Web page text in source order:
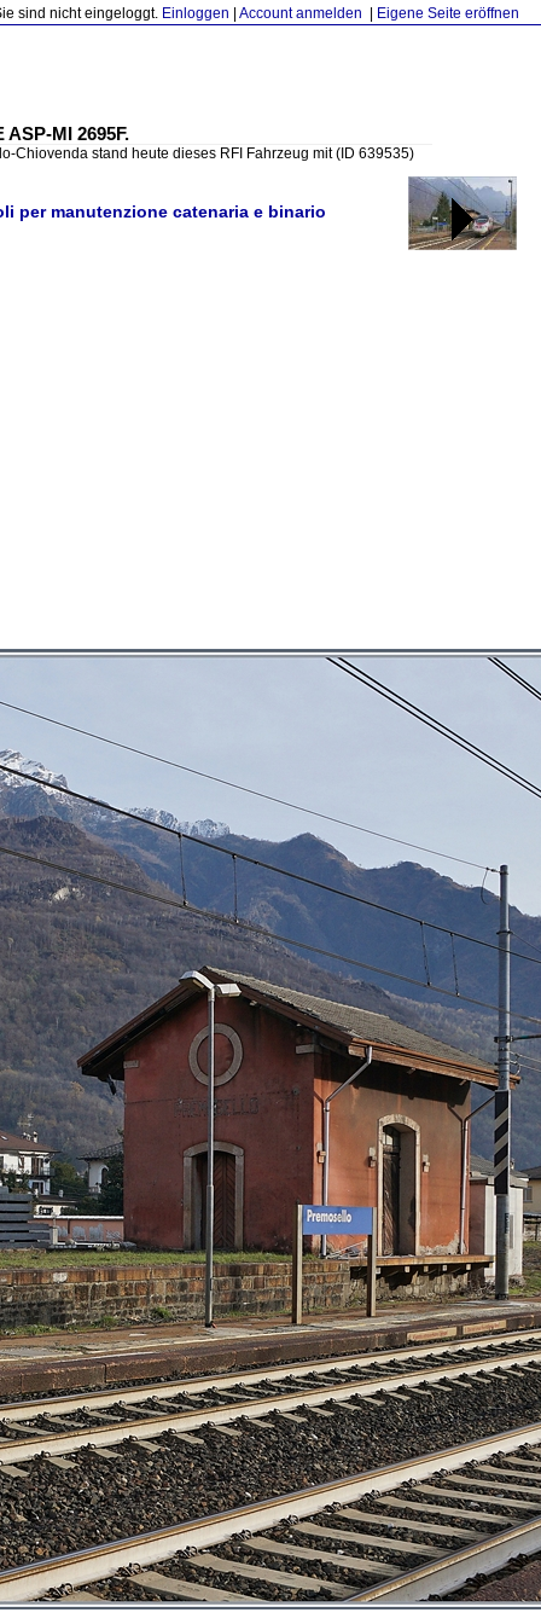
sind nicht eingeloggt. Einloggen Account anmelden Eigene Seite eröffnen
MI 2695F.
Chiovenda stand heute dieses RFI Fahrzeug mit(ID 639535)
per manutenzione catenaria e binario